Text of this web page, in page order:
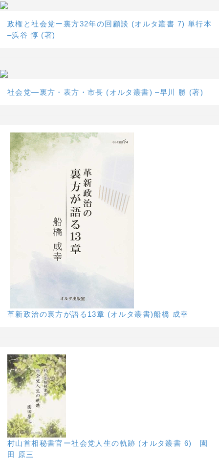
政権と社会党ー裏方32年の回顧談 (オルタ叢書 7) 単行本
–浜谷 惇 (著)
社会党―裏方・表方・市長 (オルタ叢書) –早川 勝 (著)
革新政治の裏方が語る13章 (オルタ叢書)船橋 成幸
村山首相秘書官ー社会党人生の軌跡 (オルタ叢書 6) 園
田 原三